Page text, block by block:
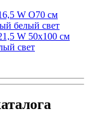
W O70 см
белый свет
W 50х100 см
свет